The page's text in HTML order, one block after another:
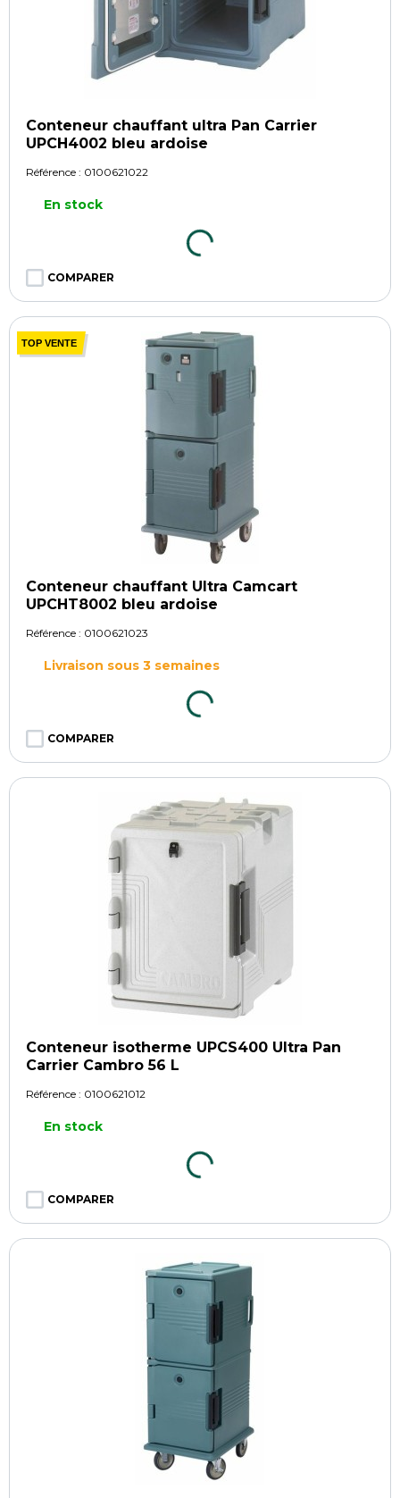
Conteneur chauffant ultra Pan Carrier
UPCH4002 bleu ardoise
Référence : 0100621022
En stock
COMPARER
TOP VENTE
Conteneur chauffant Ultra Camcart
UPCHT8002 bleu ardoise
Référence : 0100621023
Livraison sous 3 semaines
COMPARER
Conteneur isotherme UPCS400 Ultra Pan
Carrier Cambro 56 L
Référence : 0100621012
En stock
COMPARER